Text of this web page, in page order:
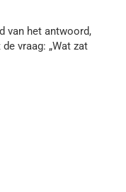
van het antwoord,
vraag: „Wat zat